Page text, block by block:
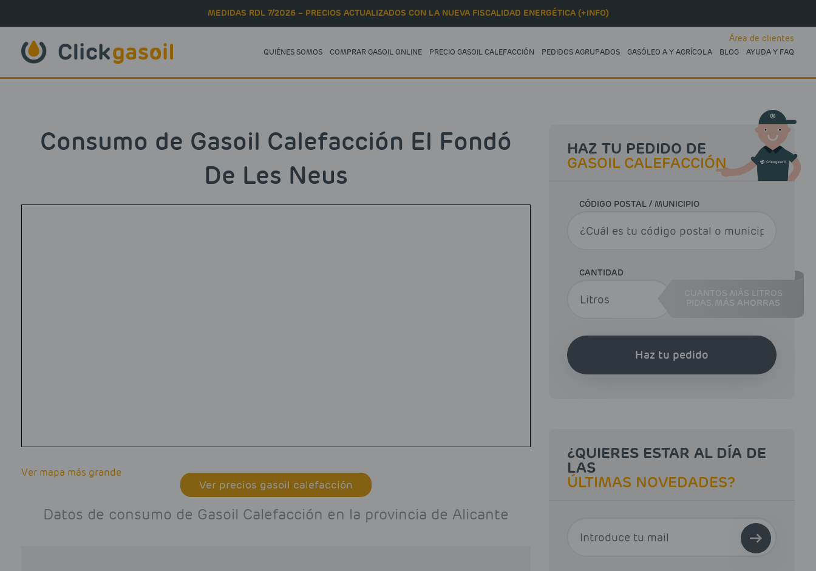
MEDIDAS RDL 7/2026 – PRECIOS ACTUALIZADOS CON LA NUEVA FISCALIDAD ENERGÉTICA (+INFO)
QUIÉNES SOMOS COMPRAR GASOIL ONLINE PRECIO GASOIL CALEFACCIÓN PEDIDOS AGRUPADOS GASÓLEO A Y AGRÍCOLA BLOG AYUDA Y FAQ
Área de clientes
Consumo de Gasoil Calefacción El Fondó
De Les Neus
Ver mapa más grande
Ver precios gasoil calefacción
Datos de consumo de Gasoil Calefacción en la provincia de Alicante
HAZ TU PEDIDO DE
GASOIL CALEFACCIÓN
CÓDIGO POSTAL / MUNICIPIO
CANTIDAD
CUANTOS MÁS LITROS
MÁS AHORRAS
Haz tu pedido
¿QUIERES ESTAR AL DÍA DE
LAS
ÚLTIMAS NOVEDADES?